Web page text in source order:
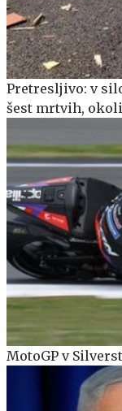
Pretresljivo: v
šest mrtvih,
MotoGP v